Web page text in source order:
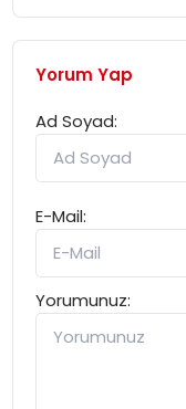
Yorum Yap
Ad Soyad:
E-Mail:
Yorumunuz: